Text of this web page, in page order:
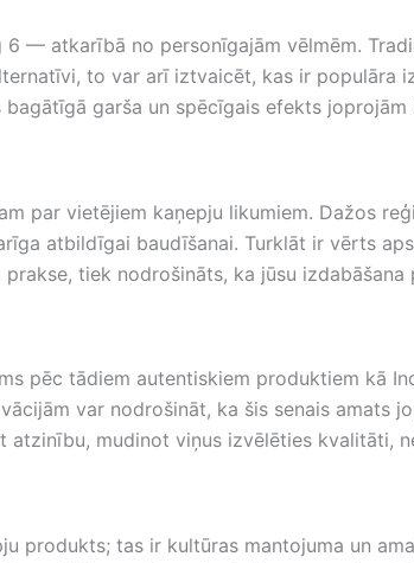
— atkarībā no personīgajām vēlmēm.
to var arī iztvaicēt, kas ir populāra
garša un spēcīgais efekts
par vietējiem kaņepju likumiem. Dažos
atbildīgai baudīšanai. Turklāt ir vērts
tiek nodrošināts, ka jūsu
pēc tādiem autentiskiem produktiem kā
var nodrošināt, ka šis senais amats
mudinot viņus izvēlēties kvalitāti,
produkts; tas ir kultūras mantojuma un